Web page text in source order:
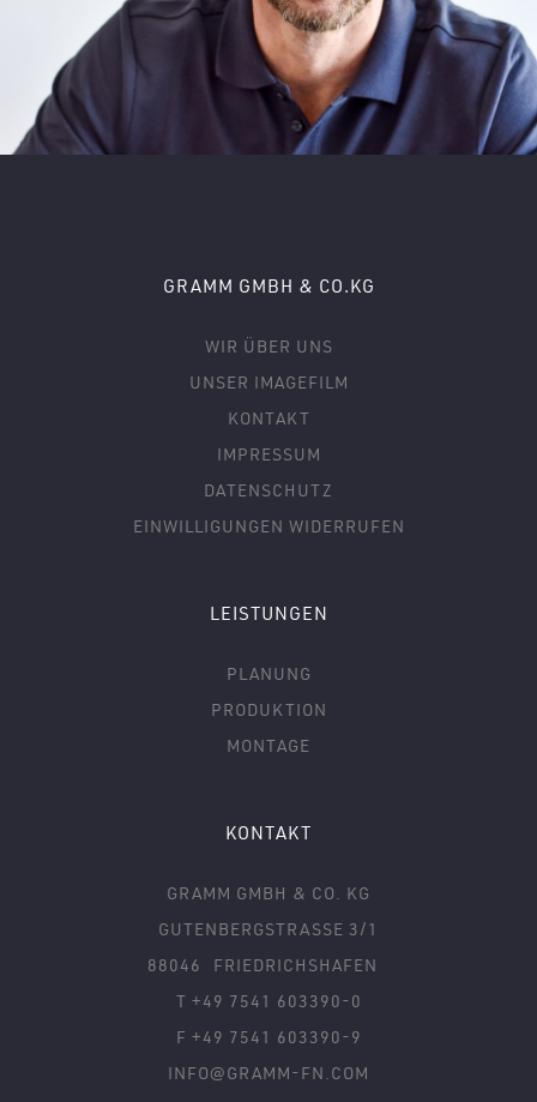
GRAMM GMBH & CO.KG
WIR ÜBER UNS
UNSER IMAGEFILM
KONTAKT
IMPRESSUM
DATENSCHUTZ
EINWILLIGUNGEN WIDERRUFEN
LEISTUNGEN
PLANUNG
PRODUKTION
MONTAGE
KONTAKT
GRAMM GMBH & CO. KG
GUTENBERGSTRASSE 3/1
88046
FRIEDRICHSHAFEN
T +49 7541 603390-0
F +49 7541 603390-9
INFO@GRAMM-FN.COM